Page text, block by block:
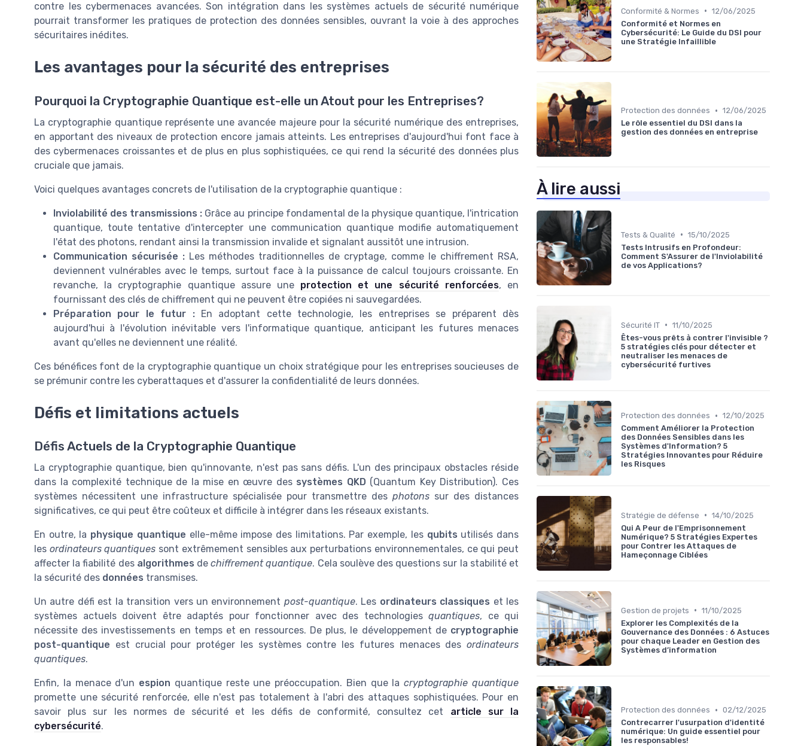
contre les cybermenaces avancées. Son intégration dans les systèmes actuels de sécurité numérique
pourrait transformer les pratiques de protection des données sensibles, ouvrant la voie à des approches
sécuritaires inédites.
Les avantages pour la sécurité des entreprises
Pourquoi la Cryptographie Quantique est-elle un Atout pour les Entreprises?
La cryptographie quantique représente une avancée majeure pour la sécurité numérique des entreprises,
en apportant des niveaux de protection encore jamais atteints. Les entreprises d'aujourd'hui font face à
des cybermenaces croissantes et de plus en plus sophistiquées, ce qui rend la sécurité des données plus
cruciale que jamais.
Voici quelques avantages concrets de l'utilisation de la cryptographie quantique :
Inviolabilité des transmissions : Grâce au principe fondamental de la physique quantique, l'intrication
quantique, toute tentative d'intercepter une communication quantique modifie automatiquement
l'état des photons, rendant ainsi la transmission invalide et signalant aussitôt une intrusion.
Communication sécurisée : Les méthodes traditionnelles de cryptage, comme le chiffrement RSA,
deviennent vulnérables avec le temps, surtout face à la puissance de calcul toujours croissante. En
revanche, la cryptographie quantique assure une protection et une sécurité renforcées, en
fournissant des clés de chiffrement qui ne peuvent être copiées ni sauvegardées.
Préparation pour le futur :En adoptant cette technologie, les entreprises se préparent dès
aujourd'hui à l'évolution inévitable vers l'informatique quantique, anticipant les futures menaces
avant qu'elles ne deviennent une réalité.
Ces bénéfices font de la cryptographie quantique un choix stratégique pour les entreprises soucieuses de
se prémunir contre les cyberattaques et d'assurer la confidentialité de leurs données.
Défis et limitations actuels
Défis Actuels de la Cryptographie Quantique
La cryptographie quantique, bien qu'innovante, n'est pas sans défis. L'un des principaux obstacles réside
dans la complexité technique de la mise en œuvre des systèmes QKD (Quantum Key Distribution). Ces
systèmes nécessitent une infrastructure spécialisée pour transmettre des photons sur des distances
significatives, ce qui peut être coûteux et difficile à intégrer dans les réseaux existants.
En outre, la physique quantique elle-même impose des limitations. Par exemple, les qubits utilisés dans
les ordinateurs quantiques sont extrêmement sensibles aux perturbations environnementales, ce qui peut
affecter la fiabilité des algorithmes dechiffrement quantique. Cela soulève des questions sur la stabilité et
la sécurité des données transmises.
Un autre défi est la transition vers un environnement post-quantique. Les ordinateurs classiques et les
systèmes actuels doivent être adaptés pour fonctionner avec des technologies quantiques, ce qui
nécessite des investissements en temps et en ressources. De plus, le développement de cryptographie
post-quantique est crucial pour protéger les systèmes contre les futures menaces des ordinateurs
quantiques.
Enfin, la menace d'un espion quantique reste une préoccupation. Bien que lacryptographie quantique
promette une sécurité renforcée, elle n'est pas totalement à l'abri des attaques sophistiquées. Pour en
savoir plus sur les normes de sécurité et les défis de conformité, consultez cet article sur la
cybersécurité.
Conformité & Normes • 12/06/2025
Conformité et Normes en
Cybersécurité: Le Guide du DSI pour
une Stratégie Infaillible
Protection des données • 12/06/2025
Le rôle essentiel du DSI dans la
gestion des données en entreprise
À lire aussi
Tests & Qualité • 15/10/2025
Tests Intrusifs en Profondeur:
Comment S'Assurer de l'Inviolabilité
de vos Applications?
Sécurité IT • 11/10/2025
Êtes-vous prêts à contrer l'invisible ?
5 stratégies clés pour détecter et
neutraliser les menaces de
cybersécurité furtives
Protection des données • 12/10/2025
Comment Améliorer la Protection
des Données Sensibles dans les
Systèmes d'Information? 5
Stratégies Innovantes pour Réduire
les Risques
Stratégie de défense • 14/10/2025
Qui A Peur de l'Emprisonnement
Numérique? 5 Stratégies Expertes
pour Contrer les Attaques de
Hameçonnage Ciblées
Gestion de projets • 11/10/2025
Explorer les Complexités de la
Gouvernance des Données : 6 Astuces
pour chaque Leader en Gestion des
Systèmes d’information
Protection des données • 02/12/2025
Contrecarrer l'usurpation d'identité
numérique: Un guide essentiel pour
les responsables!